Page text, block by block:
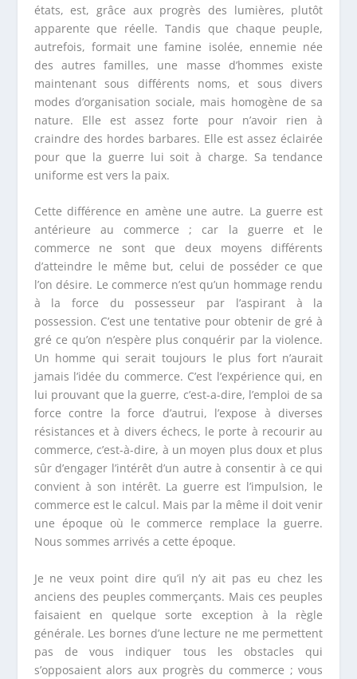
états, est, grâce aux progrès des lumières, plutôt
apparente que réelle. Tandis que chaque peuple,
autrefois, formait une famine isolée, ennemie née
des autres familles, une masse d’hommes existe
maintenant sous différents noms, et sous divers
modes d’organisation sociale, mais homogène de sa
nature. Elle est assez forte pour n’avoir rien à
craindre des hordes barbares. Elle est assez éclairée
pour que la guerre lui soit à charge. Sa tendance
uniforme est vers la paix.
Cette différence en amène une autre. La guerre est
antérieure au commerce ; car la guerre et le
commerce ne sont que deux moyens différents
d’atteindre le même but, celui de posséder ce que
l’on désire. Le commerce n’est qu’un hommage rendu
à la force du possesseur par l’aspirant à la
possession. C’est une tentative pour obtenir de gré à
gré ce qu’on n’espère plus conquérir par la violence.
Un homme qui serait toujours le plus fort n’aurait
jamais l’idée du commerce. C’est l’expérience qui, en
lui prouvant que la guerre, c’est-a-dire, l’emploi de sa
force contre la force d’autrui, l’expose à diverses
résistances et à divers échecs, le porte à recourir au
commerce, c’est-à-dire, à un moyen plus doux et plus
sûr d’engager l’intérêt d’un autre à consentir à ce qui
convient à son intérêt. La guerre est l’impulsion, le
commerce est le calcul. Mais par la même il doit venir
une époque où le commerce remplace la guerre.
Nous sommes arrivés a cette époque.
Je ne veux point dire qu’il n’y ait pas eu chez les
anciens des peuples commerçants. Mais ces peuples
faisaient en quelque sorte exception à la règle
générale. Les bornes d’une lecture ne me permettent
pas de vous indiquer tous les obstacles qui
s’opposaient alors aux progrès du commerce ; vous